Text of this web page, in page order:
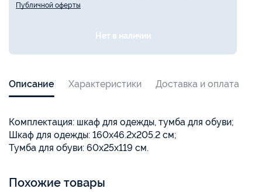
Публичной оферты
Нет в наличии
Описание Характеристики Доставка и оплата
Комплектация: шкаф для одежды, тумба для обуви;
Шкаф для одежды: 160х46.2х205.2 см;
Тумба для обуви: 60х25х119 см.
Похожие товары